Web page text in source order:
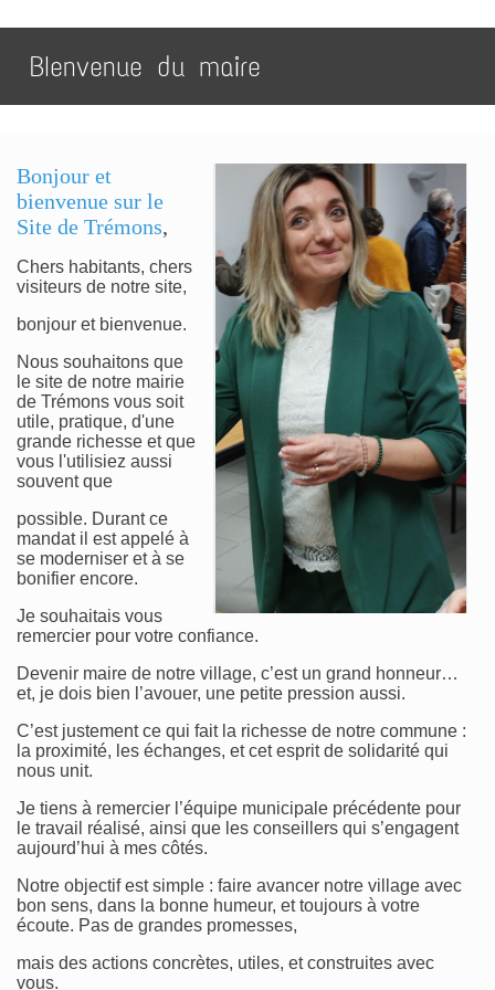
BIenvenue du maire
Bonjour et
bienvenue sur le
Site de Trémons,
Chers habitants, chers
visiteurs de notre site,
bonjour et bienvenue.
Nous souhaitons que
le site de notre mairie
de Trémons vous soit
utile, pratique, d'une
grande richesse et que
vous l'utilisiez aussi
souvent que
possible. Durant ce
mandat il est appelé à
se moderniser et à se
bonifier encore.
Je souhaitais vous
remercier pour votre confiance.
Devenir maire de notre village, c’est un grand honneur…
et, je dois bien l’avouer, une petite pression aussi.
C’est justement ce qui fait la richesse de notre commune :
la proximité, les échanges, et cet esprit de solidarité qui
nous unit.
Je tiens à remercier l’équipe municipale précédente pour
le travail réalisé, ainsi que les conseillers qui s’engagent
aujourd’hui à mes côtés.
Notre objectif est simple : faire avancer notre village avec
bon sens, dans la bonne humeur, et toujours à votre
écoute. Pas de grandes promesses,
mais des actions concrètes, utiles, et construites avec
vous.